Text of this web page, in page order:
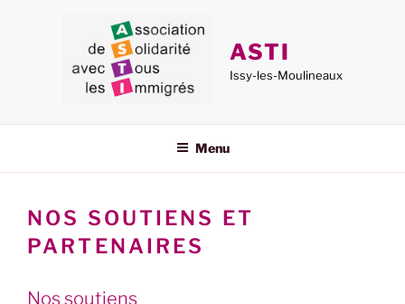
ASTI
Issy-les-Moulineaux
Menu
NOS SOUTIENS ET
PARTENAIRES
Nos soutiens